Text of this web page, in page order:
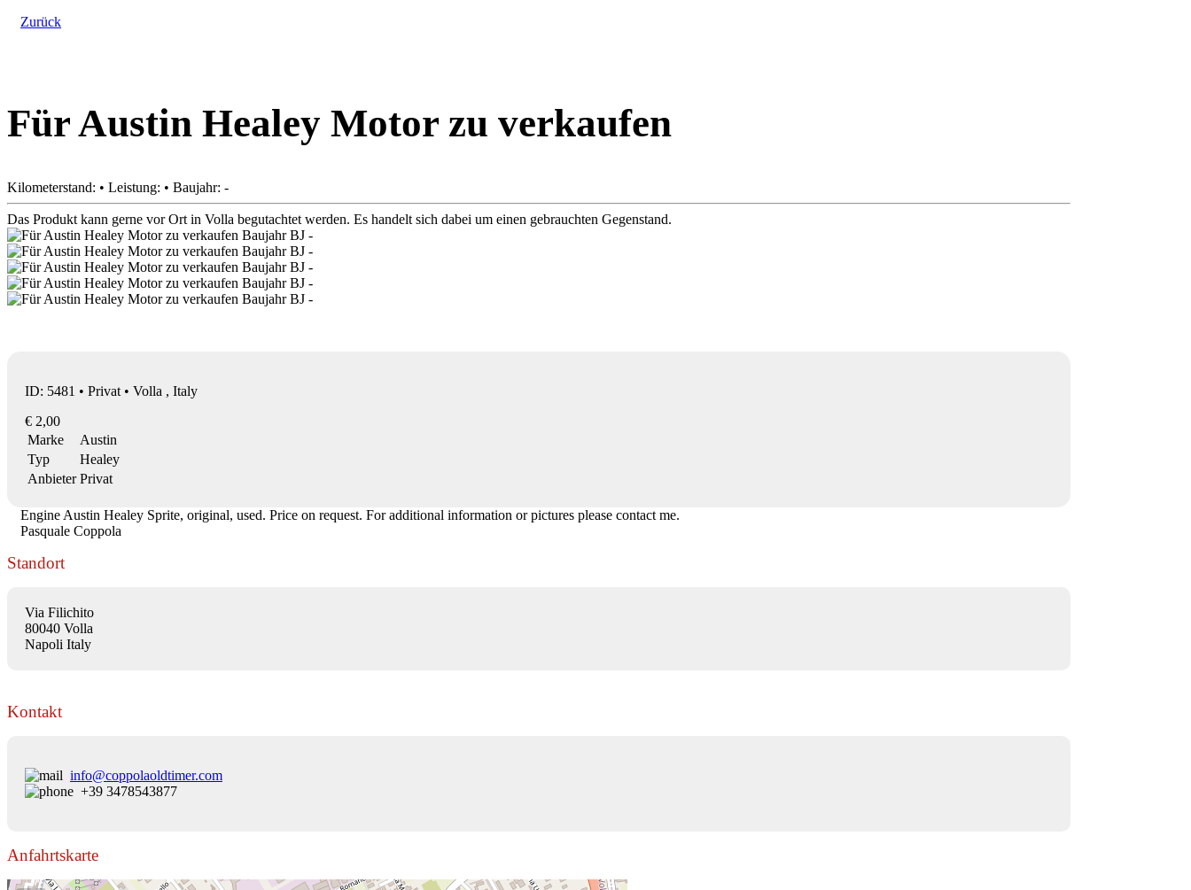
Zurück
Für Austin Healey Motor zu verkaufen
Kilometerstand: • Leistung: • Baujahr: -
Das Produkt kann gerne vor Ort in Volla begutachtet werden. Es handelt sich dabei um einen gebrauchten Gegenstand.
ID: 5481 • Privat • Volla , Italy
€ 2,00
Marke
Austin
Typ
Healey
Anbieter Privat
Engine Austin Healey Sprite, original, used. Price on request. For additional information or pictures please contact me.
Pasquale Coppola
Standort
Via Filichito
80040 Volla
Napoli Italy
Kontakt
info@coppolaoldtimer.com
+39 3478543877
Anfahrtskarte